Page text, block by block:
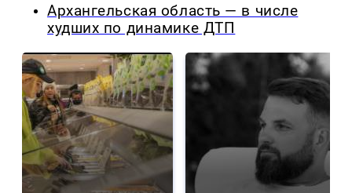
Архангельская область — в числе
худших по динамике ДТП